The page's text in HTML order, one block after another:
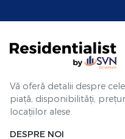
Vă oferă detalii despre
piață, disponibilități,
locațiilor alese.
DESPRE NOI